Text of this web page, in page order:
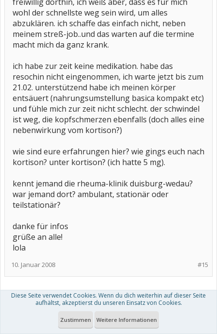
wohl der schnellste weg sein wird, um alles
abzuklären. ich schaffe das einfach nicht, neben
meinem streß-job..und das warten auf die termine
macht mich da ganz krank.
ich habe zur zeit keine medikation. habe das
resochin nicht eingenommen, ich warte jetzt bis zum
21.02. unterstützend habe ich meinen körper
entsäuert (nahrungsumstellung basica kompakt etc)
und fühle mich zur zeit nicht schlecht. der schwindel
ist weg, die kopfschmerzen ebenfalls (doch alles eine
nebenwirkung vom kortison?)
wie sind eure erfahrungen hier? wie gings euch nach
kortison? unter kortison? (ich hatte 5 mg).
kennt jemand die rheuma-klinik duisburg-wedau?
war jemand dort? ambulant, stationär oder
teilstationär?
danke für infos
grüße an alle!
lola
#15
10. Januar 2008
(Du musst angemeldet oder registriert sein, um Beiträge
verfassen zu können. )
Diese Seite verwendet Cookies. Wenn du dich weiterhin auf dieser Seite
aufhältst, akzeptierst du unseren Einsatz von Cookies.
Zustimmen Weitere Informationen